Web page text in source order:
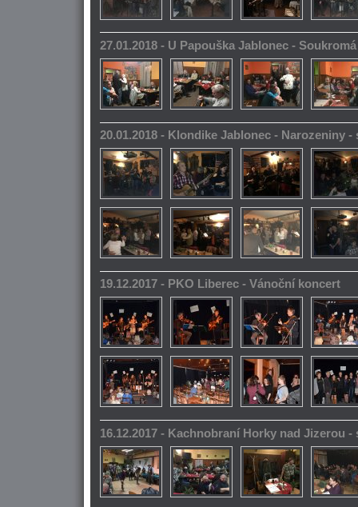
27.01.2018 - U Papouška Jablonec -
20.01.2018 - Klondike Jablonec - Narozeniny -
19.12.2017 - PKO Liberec - Vánoční koncert
16.12.2017 - Kachnobraní Horky nad Jizerou -